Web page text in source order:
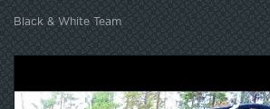
Black & White Team